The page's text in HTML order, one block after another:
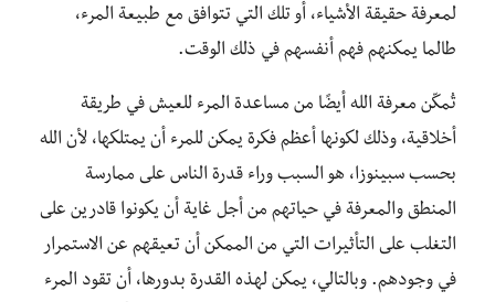
لمعرفة حقيقة الأشياء، أو تلك التي تتوافق مع طبيعة المرء،
طالما يمكنهم فهم أنفسهم في ذلك الوقت.
تُمكّن معرفة الله أيضًا من مساعدة المرء للعيش في طريقة
أخلاقية، وذلك لكونها أعظم فكرة يمكن للمرء أن يمتلكها، لأن الله
بحسب سبينوزا، هو السبب وراء قدرة الناس على ممارسة
المنطق والمعرفة في حياتهم من أجل غاية أن يكونوا قادرين على
التغلب على التأثيرات التي من الممكن أن تعيقهم عن الاستمرار
في وجودهم. وبالتالي، يمكن لهذه القدرة بدورها، أن تقود المرء